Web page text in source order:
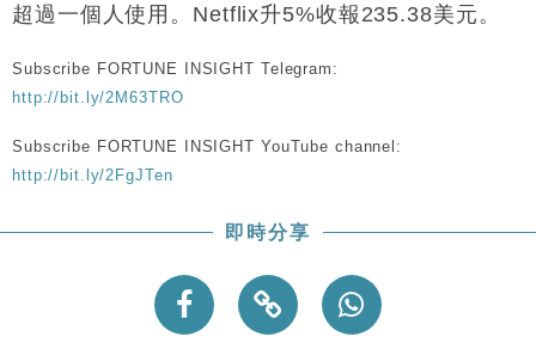
超過一個人使用。Netflix升5%收報235.38美元。
Subscribe FORTUNE INSIGHT Telegram:
http://bit.ly/2M63TRO
Subscribe FORTUNE INSIGHT YouTube channel:
http://bit.ly/2FgJTen
即時分享